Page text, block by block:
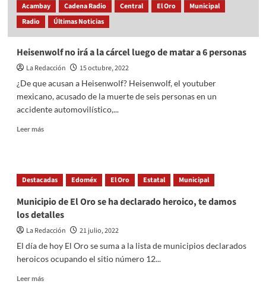
Acambay Cadena Radio Central El Oro
Municipal
Radio
Últimas Noticias
Heisenwolf no irá a la cárcel luego de matar a 6 personas
La Redacción
15 octubre, 2022
¿De que acusan a Heisenwolf? Heisenwolf, el youtuber
mexicano, acusado de la muerte de seis personas en un
accidente automovilístico,...
Leer másRead
no
irá
la
cárcel
luego
matar
a
Destacadas Edoméx El Oro Estatal Municipal
Municipio de El Oro se ha declarado heroico, te damos
los detalles
La Redacción
21 julio, 2022
El día de hoy El Oro se suma a la lista de municipios declarados
heroicos ocupando el sitio número 12...
Leer másRead